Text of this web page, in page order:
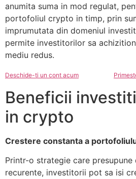
anumita suma in mod regulat,
portofoliul crypto in timp, prin
imprumutata din domeniul
permite investitorilor sa
mediu redus.
Deschide-ti un cont acum
Beneficii
in crypto
Crestere constanta a
Printr-o strategie care
recurente, investitorii pot sa isi